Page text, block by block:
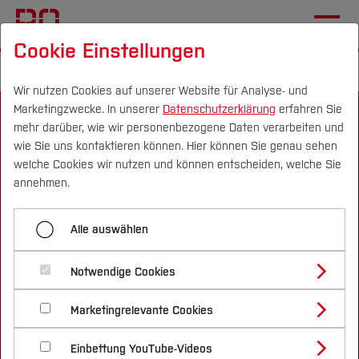
Campus Personen DE|EN Quicklinks
Studium
Studienangebote
Bachelorstudiengänge
Masterstudiengänge
Vor dem Studium
Bewerben & Einschreiben
Bewerbungsportal
Im Studium
Studienbüros und Prüfungen
Nach dem Studium
Forschung & Transfer
Profil
Forschungs- und Transferprofil
Schwerpunkte (FuT)
Beratung & Förderung
Nachhaltigkeit
Nachhaltigkeit studieren
International
Informationen
Lageplan & Anfahrt
Karriere
Notfall-Infos
Barrierefreiheit
Datenschutzerklärung
Impressum
Cookie Einstellungen
Wir nutzen Cookies auf unserer Website für Analyse- und
Marketingzwecke. In unserer Datenschutzerklärung erfahren Sie
mehr darüber, wie wir personenbezogene Daten verarbeiten und
wie Sie uns kontaktieren können. Hier können Sie genau sehen
welche Cookies wir nutzen und können entscheiden, welche Sie
annehmen.
Alle auswählen
Notwendige Cookies
Marketingrelevante Cookies
Einbettung YouTube-Videos